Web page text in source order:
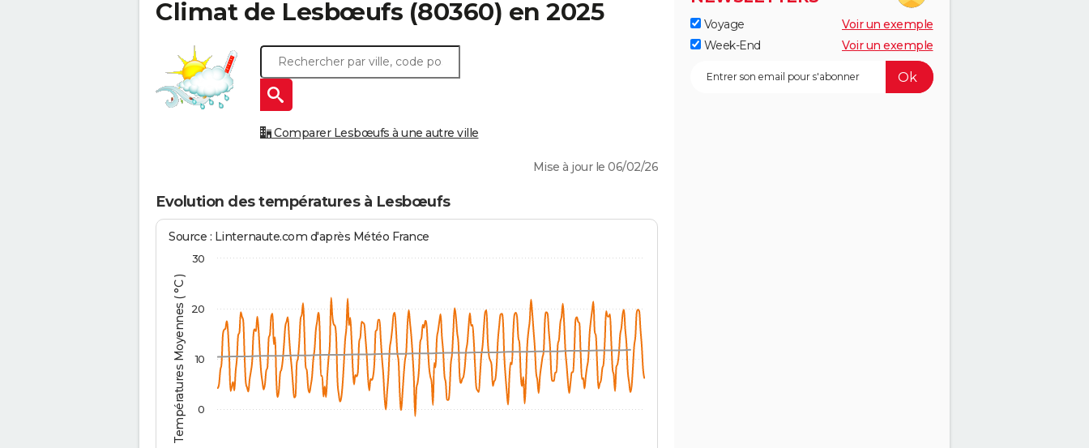
Climat de Lesbœufs (80360) en 2025
Comparer Lesbœufs à une autre ville
Mise à jour le 06/02/26
Evolution des températures à Lesbœufs
Températures Moyennes ( °C )
Source : Linternaute.com d'après Météo France
0
10
20
30
Voyage
Voir un exemple
Week-End
Voir un exemple